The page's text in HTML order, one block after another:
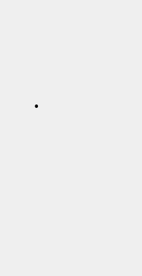
／
/::::/
. ::::::｣
|::: [